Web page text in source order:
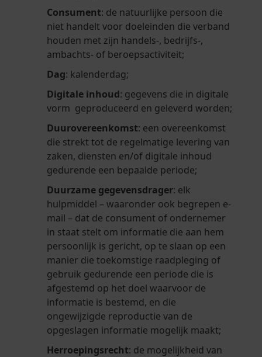
Consument: de natuurlijke persoon die
niet handelt voor doeleinden die verband
houden met zijn handels-, bedrijfs-,
ambachts- of beroepsactiviteit;
Dag: kalenderdag;
Digitale inhoud: gegevens die in digitale
vorm geproduceerd en geleverd worden;
Duurovereenkomst: een overeenkomst
die strekt tot de regelmatige levering van
zaken, diensten en/of digitale inhoud
gedurende een bepaalde periode;
Duurzame gegevensdrager: elk
hulpmiddel – waaronder ook begrepen e-
mail – dat de consument of ondernemer
in staat stelt om informatie die aan hem
persoonlijk is gericht, op te slaan op een
manier die toekomstige raadpleging of
gebruik gedurende een periode die is
afgestemd op het doel waarvoor de
informatie is bestemd, en die
ongewijzigde reproductie van de
opgeslagen informatie mogelijk maakt;
Herroepingsrecht: de mogelijkheid van